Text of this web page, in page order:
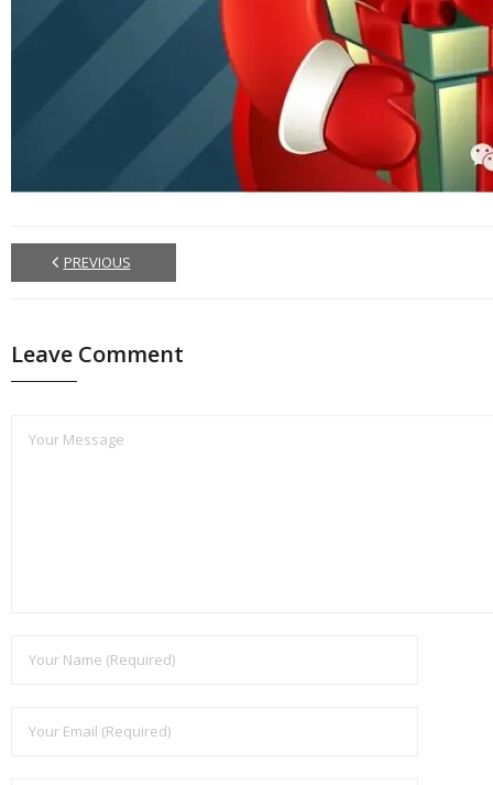
PREVIOUS
Leave Comment